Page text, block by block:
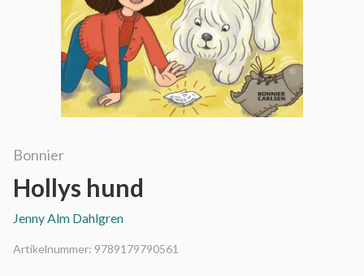
Bonnier
Hollys hund
Jenny Alm Dahlgren
Artikelnummer: 9789179790561